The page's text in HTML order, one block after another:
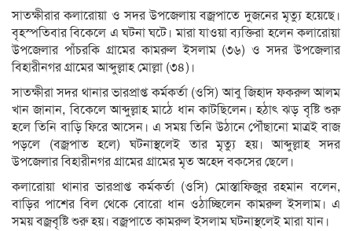
সাতক্ষীরার কলারোয়া ও সদর উপজেলায় বজ্রপাতে দুজনের মৃত্যু হয়েছে।
বৃহস্পতিবার বিকেলে এ ঘটনা ঘটে। মারা যাওয়া ব্যক্তিরা হলেন কলারোয়া
উপজেলার পাঁচরকি গ্রামের কামরুল ইসলাম (৩৬) ও সদর উপজেলার
বিহারীনগর গ্রামের আব্দুল্লাহ মোল্লা (৩৪)।
সাতক্ষীরা সদর থানার ভারপ্রাপ্ত কর্মকর্তা (ওসি) আবু জিহাদ ফকরুল আলম
খান জানান, বিকেলে আব্দুল্লাহ মাঠে ধান কাটছিলেন। হঠাৎ ঝড় বৃষ্টি শুরু
হলে তিনি বাড়ি ফিরে আসেন। এ সময় তিনি উঠানে পৌঁছানো মাত্রই বাজ
পড়লে (বজ্রপাত হলে) ঘটনাস্থলেই তার মৃত্যু হয়। আব্দুল্লাহ সদর
উপজেলার বিহারীনগর গ্রামের গ্রামের মৃত অহেদ বকসের ছেলে।
কলারোয়া থানার ভারপ্রাপ্ত কর্মকর্তা (ওসি) মোস্তাফিজুর রহমান বলেন,
বাড়ির পাশের বিল থেকে বোরো ধান ওঠাচ্ছিলেন কামরুল ইসলাম। এ
সময় বজ্রবৃষ্টি শুরু হয়। বজ্রপাতে কামরুল ইসলাম ঘটনাস্থলেই মারা যান।